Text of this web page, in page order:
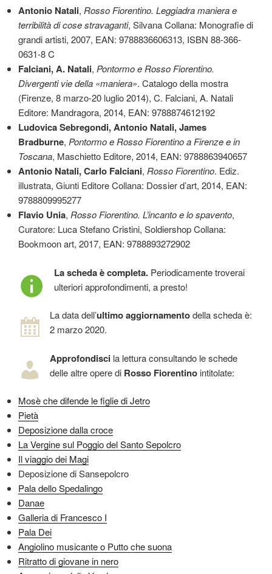
Antonio Natali, Rosso Fiorentino. Leggiadra maniera e
terribilità di cose stravaganti, Silvana Collana: Monografie di
grandi artisti, 2007, EAN: 9788836606313, ISBN 88-366-
0631-8 C
Falciani, A. Natali, Pontormo e Rosso Fiorentino.
Divergenti vie della «maniera». Catalogo della mostra
(Firenze, 8 marzo-20 luglio 2014), C. Falciani, A. Natali
Editore: Mandragora, 2014, EAN: 9788874612192
Ludovica Sebregondi, Antonio Natali, James
Bradburne, Pontormo e Rosso Fiorentino a Firenze e in
Toscana, Maschietto Editore, 2014, EAN: 9788863940657
Antonio Natali, Carlo Falciani, Rosso Fiorentino. Ediz.
illustrata, Giunti Editore Collana: Dossier d’art, 2014, EAN:
9788809995277
Flavio Unia, Rosso Fiorentino. L’incanto e lo spavento,
Curatore: Luca Stefano Cristini, Soldiershop Collana:
Bookmoon art, 2017, EAN: 9788893272902
La scheda è completa. Periodicamente troverai
ulteriori approfondimenti, a presto!
La data dell’ultimo aggiornamentodella scheda è:
2 marzo 2020.
Approfondisci la lettura consultando le schede
delle altre opere di Rosso Fiorentino intitolate:
Mosè che difende le figlie di Jetro
Pietà
Deposizione dalla croce
La Vergine sul Poggio del Santo Sepolcro
Il viaggio dei Magi
Deposizione di Sansepolcro
Pala dello Spedalingo
Danae
Galleria di Francesco I
Pala Dei
Angiolino musicante o Putto che suona
Ritratto di giovane in nero